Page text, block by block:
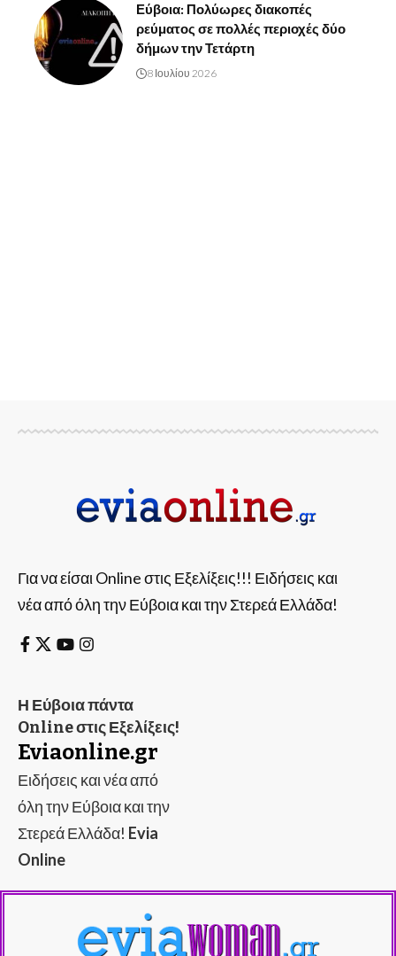
Εύβοια: Πολύωρες διακοπές
ρεύματος σε πολλές περιοχές δύο
δήμων την Τετάρτη
8 Ιουλίου 2026
Για να είσαι Online στις Εξελίξεις!!! Ειδήσεις και
νέα από όλη την Εύβοια και την Στερεά Ελλάδα!
Η Εύβοια πάντα
Online στις Εξελίξεις!
Eviaonline.gr
Ειδήσεις και νέα από
όλη την Εύβοια και την
Στερεά Ελλάδα! Evia
Online